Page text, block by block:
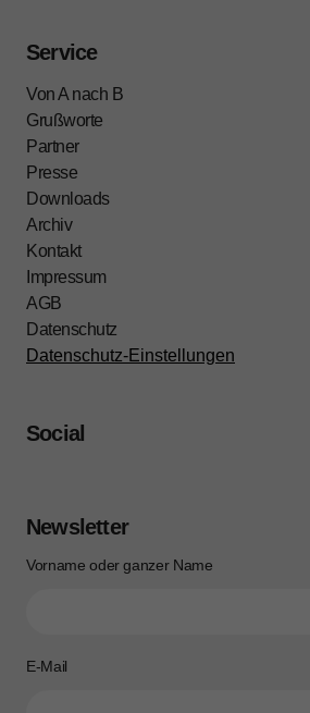
Service
Von A nach B
Grußworte
Partner
Presse
Downloads
Archiv
Kontakt
Impressum
AGB
Datenschutz
Datenschutz-Einstellungen
Social
Newsletter
Vorname oder ganzer Name
E-Mail